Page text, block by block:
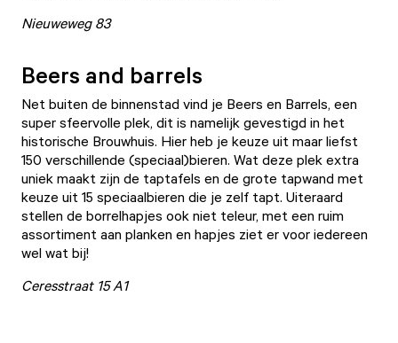
Nieuweweg 83
Beers and barrels
Net buiten de binnenstad vind je Beers en Barrels, een
super sfeervolle plek, dit is namelijk gevestigd in het
historische Brouwhuis. Hier heb je keuze uit maar liefst
150 verschillende (speciaal)bieren. Wat deze plek extra
uniek maakt zijn de taptafels en de grote tapwand met
keuze uit 15 speciaalbieren die je zelf tapt. Uiteraard
stellen de borrelhapjes ook niet teleur, met een ruim
assortiment aan planken en hapjes ziet er voor iedereen
wel wat bij!
Ceresstraat 15 A1